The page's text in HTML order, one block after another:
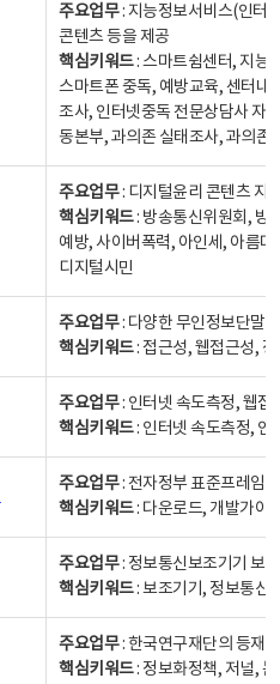
주요업무: 지능정보서비스(인터
콘텐츠 등을 제공
핵심키워드: 스마트쉼센터, 지능
스마트폰 중독, 예방교육, 센터내
조사, 인터넷중독 전문상담사 자
동본부, 과의존 실태조사, 과의존
주요업무: 디지털윤리 콘텐츠 지
핵심키워드: 방송통신위원회, 방
예방, 사이버폭력, 아인세, 아름
디지털시민
주요업무: 다양한 무인정보단말
핵심키워드: 접근성, 웹접근성,
주요업무: 인터넷 속도측정, 웹접
핵심키워드: 인터넷 속도측정, 인
주요업무: 전자정부 표준프레임
핵심키워드: 다운로드, 개발가이
주요업무: 정보통신보조기기 보
핵심키워드: 보조기기, 정보통신
주요업무: 한국연구재단의 등재
핵심키워드: 정보화정책, 저널,